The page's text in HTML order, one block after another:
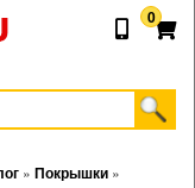
0
» Покрышки »